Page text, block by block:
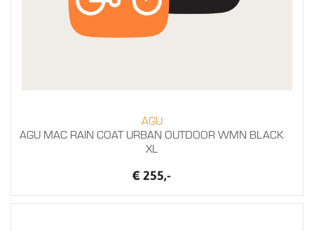
AGU
AGU MAC RAIN COAT URBAN OUTDOOR WMN BLACK
XL
€ 255,-